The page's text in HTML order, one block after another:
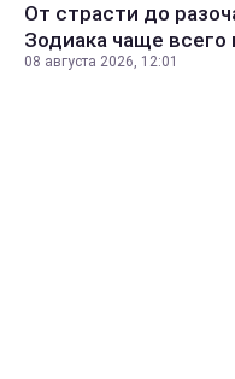
От страсти до
Зодиака чаще
08 августа 2026, 12:01